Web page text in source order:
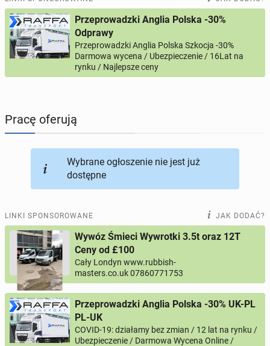
PROFILE KANDYDATÓW 294 profile online
USŁUGI 165ogłoszeń online
KUPIĘ & SPRZEDAM
Przeprowadzki Anglia Polska -30%
Odprawy
Przeprowadzki Anglia Polska Szkocja -30%
Darmowa wycena / Ubezpieczenie / 16Lat na
rynku / Najlepsze ceny
Pracę oferują
Wybrane ogłoszenie nie jest już
dostępne
LINKI SPONSOROWANE JAK DODAĆ?
Wywóz Śmieci Wywrotki 3.5t oraz 12T
Ceny od £100
Cały Londyn www.rubbish-
masters.co.uk 07860771753
Przeprowadzki Anglia Polska -30% UK-PL
PL-UK
COVID-19: działamy bez zmian / 12 lat na rynku /
Ubezpieczenie / Darmowa Wycena Online /